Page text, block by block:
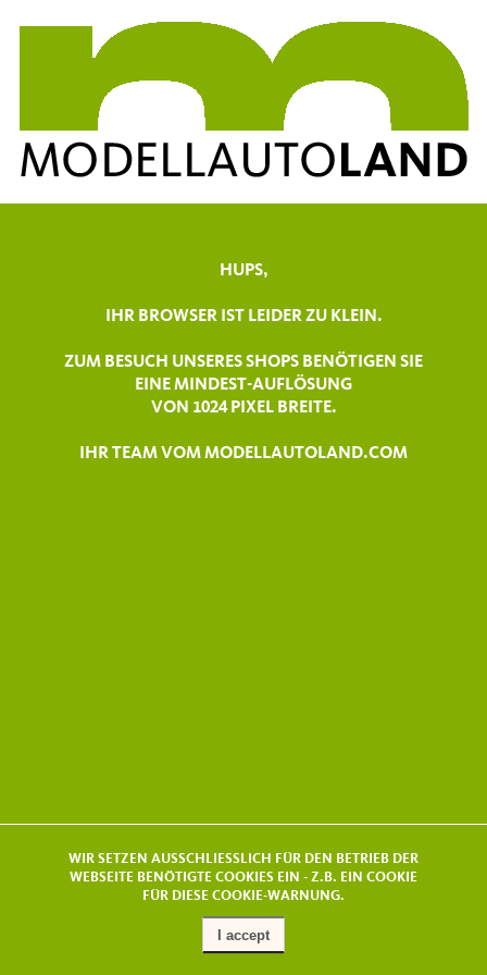
HUPS,
IHR BROWSER IST LEIDER ZU KLEIN.
ZUM BESUCH UNSERES SHOPS BENÖTIGEN SIE
EINE MINDEST-AUFLÖSUNG
VON 1024 PIXEL BREITE.
IHR TEAM VOM MODELLAUTOLAND.COM
WIR SETZEN AUSSCHLIESSLICH FÜR DEN BETRIEB DER
WEBSEITE BENÖTIGTE COOKIES EIN - Z.B. EIN COOKIE
FÜR DIESE COOKIE-WARNUNG.
I accept